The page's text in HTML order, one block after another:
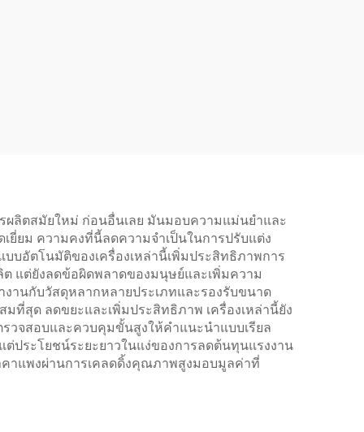
ผลิตสมัยใหม่ ก่อนอื่นเลย มันมอบความแม่นยำและ
ยี่ยม ความคงที่นี้ลดความจำเป็นในการปรับแต่ง
บอัตโนมัติของเครื่องเหล่านี้เพิ่มประสิทธิภาพการ
ต แต่ยังลดข้อผิดพลาดของมนุษย์และเพิ่มความ
านกับวัสดุหลากหลายประเภทและรองรับขนาด
ที่สุด ลดขยะและเพิ่มประสิทธิภาพ เครื่องเหล่านี้ยัง
วจสอบและควบคุมขั้นสูงให้คำแนะนำแบบเรียล
ประโยชน์ระยะยาวในแง่ของการลดต้นทุนแรงงาน
าแพงผ่านการเคลดดิ้งคุณภาพสูงมอบมูลค่าที่